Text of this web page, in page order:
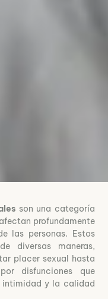
son una categoría
profundamente
las personas. Estos
diversas maneras,
placer sexual hasta
disfunciones que
intimidad y la calidad